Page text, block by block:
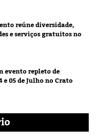
reúne diversidade,
e serviços gratuitos no
evento repleto de
05 de Julho no Crato